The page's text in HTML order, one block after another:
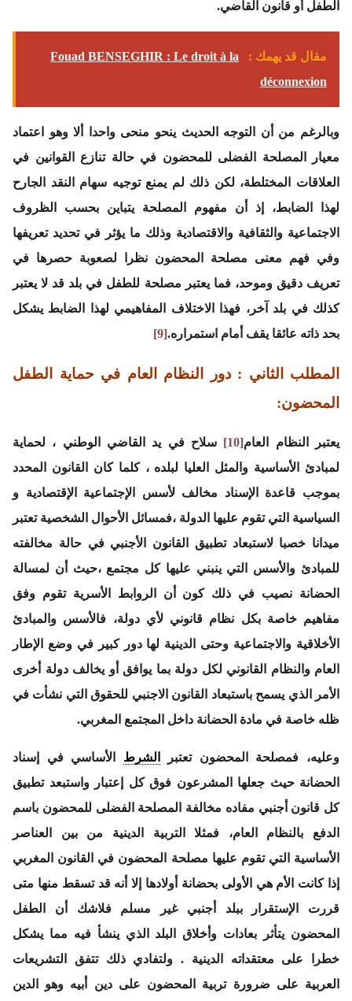
الطفل أو قانون القاضي.
مقال قد يهمك :
Fouad BENSEGHIR : Le droit à la
déconnexion
وبالرغم من أن التوجه الحديث ينحو منحى واحدا ألا وهو اعتماد
معيار المصلحة الفضلى للمحضون في حالة تنازع القوانين في
العلاقات المختلطة، لكن ذلك لم يمنع توجيه سهام النقد الجارح
لهذا الضابط، إذ أن مفهوم المصلحة يتباين بحسب الظروف
الاجتماعية والثقافية والاقتصادية وذلك ما يؤثر في تحديد تعريفها
وفي فهم معنى مصلحة المحضون نظرا لصعوبة حصرها في
تعريف دقيق وموحد، فما يعتبر مصلحة للطفل في بلد قد لا يعتبر
كذلك في بلد آخر، فهذا الاختلاف المفاهيمي لهذا الضابط يشكل
بحد ذاته عائقا يقف أمام استمراره.[9]
المطلب الثاني : دور النظام العام في حماية الطفل
المحضون:
يعتبر النظام العام[10]
سلاح في يد القاضي الوطني ، لحماية
لمبادئ الأساسية والمثل العليا لبلده ، كلما كان القانون المحدد
بموجب قاعدة الإسناد مخالف لأسس الإجتماعية الإقتصادية و
السياسية التي تقوم عليها الدولة ،فمسائل الأحوال الشخصية تعتبر
ميدانا خصبا لاستبعاد تطبيق القانون الأجنبي في حالة مخالفته
للمبادئ والأسس التي ينبني عليها كل مجتمع ،حيث أن لمسالة
الحضانة نصيب في ذلك كون أن الروابط الأسرية تقوم وفق
مفاهيم خاصة بكل نظام قانوني لأي دولة، فالأسس والمبادئ
الأخلاقية والاجتماعية وحتى الدينية لها دور كبير في وضع الإطار
العام والنظام القانوني لكل دولة بما يوافق أو يخالف دولة أخرى
الأمر الذي يسمح باستبعاد القانون الاجنبي للحقوق التي نشأت في
ظله خاصة في مادة الحضانة داخل المجتمع المغربي.
وعليه، فمصلحة المحضون تعتبر الشرط الأساسي في إسناد
الحضانة حيث جعلها المشرعون فوق كل إعتبار واستبعد تطبيق
كل قانون أجنبي مفاده مخالفة المصلحة الفضلى للمحضون باسم
الدفع بالنظام العام، فمثلا التربية الدينية من بين العناصر
الأساسية التي تقوم عليها مصلحة المحضون في القانون المغربي
إذا كانت الأم هي الأولى بحضانة أولادها إلا أنه قد تسقط منها متى
قررت الإستقرار ببلد أجنبي غير مسلم فلاشك أن الطفل
المحضون يتأثر بعادات وأخلاق البلد الذي ينشأ فيه مما يشكل
خطرا على معتقداته الدينية . ولتفادي ذلك تتفق التشريعات
العربية على ضرورة تربية المحضون على دين أبيه وهو الدين